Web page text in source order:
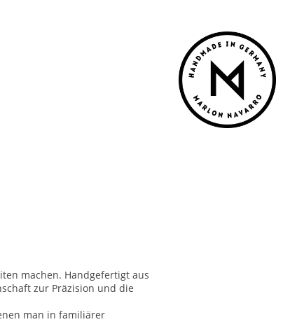
machen. Handgefertigt aus
zur Präzision und die
man in familiärer